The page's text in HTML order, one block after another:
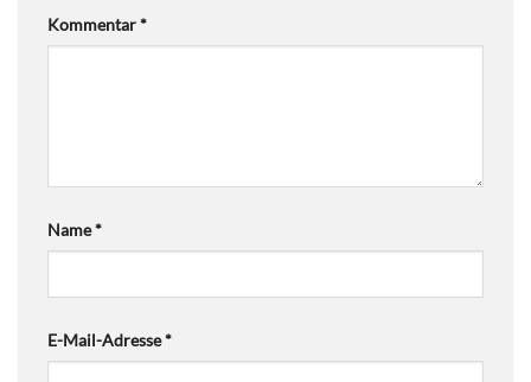
Kommentar*
Name*
E-Mail-Adresse*